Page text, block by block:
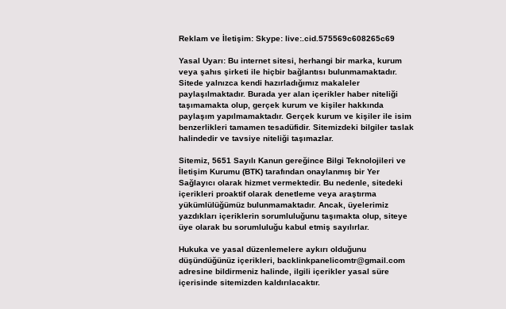
Reklam ve İletişim: Skype: live:.cid.575569c608265c69
Yasal Uyarı: Bu internet sitesi, herhangi bir marka, kurum
veya şahıs şirketi ile hiçbir bağlantısı bulunmamaktadır.
Sitede yalnızca kendi hazırladığımız makaleler
paylaşılmaktadır. Burada yer alan içerikler haber niteliği
taşımamakta olup, gerçek kurum ve kişiler hakkında
paylaşım yapılmamaktadır. Gerçek kurum ve kişiler ile isim
benzerlikleri tamamen tesadüfidir. Sitemizdeki bilgiler taslak
halindedir ve tavsiye niteliği taşımazlar.
Sitemiz, 5651 Sayılı Kanun gereğince Bilgi Teknolojileri ve
İletişim Kurumu (BTK) tarafından onaylanmış bir Yer
Sağlayıcı olarak hizmet vermektedir. Bu nedenle, sitedeki
içerikleri proaktif olarak denetleme veya araştırma
yükümlülüğümüz bulunmamaktadır. Ancak, üyelerimiz
yazdıkları içeriklerin sorumluluğunu taşımakta olup, siteye
üye olarak bu sorumluluğu kabul etmiş sayılırlar.
Hukuka ve yasal düzenlemelere aykırı olduğunu
düşündüğünüz içerikleri, backlinkpanelicomtr@gmail.com
adresine bildirmeniz halinde, ilgili içerikler yasal süre
içerisinde sitemizden kaldırılacaktır.